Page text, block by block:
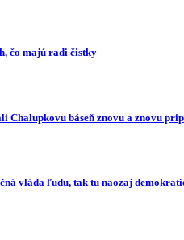
čo majú radi čistky
Chalupkovu báseň znovu a znovu
vláda ľudu, tak tu naozaj